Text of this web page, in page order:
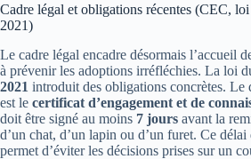
Cadre légal et obligations récentes (CEC,
2021)
Le cadre légal encadre désormais l’accueil
à prévenir les adoptions irréfléchies. La loi
2021 introduit des obligations concrètes. Le
est le certificat d’engagement et de
doit être signé au moins 7 jours avant la
d’un chat, d’un lapin ou d’un furet. Ce
permet d’éviter les décisions prises sur un